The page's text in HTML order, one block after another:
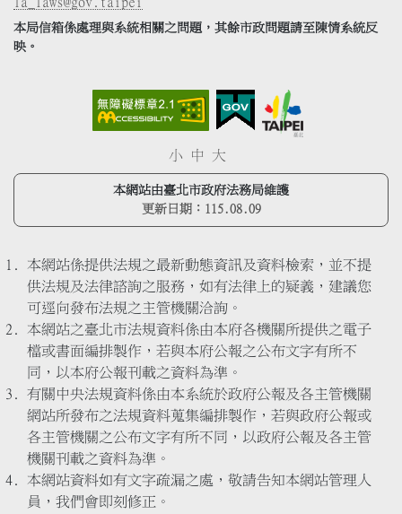
本局信箱係處理與系統相關之問題，其餘市政問題請至陳情系統反
映。
小 中 大
本網站由臺北市政府法務局維護
更新日期： 115.08.09
本網站係提供法規之最新動態資訊及資料檢索，並不提
供法規及法律諮詢之服務，如有法律上的疑義，建議您
可逕向發布法規之主管機關洽詢。
本網站之臺北市法規資料係由本府各機關所提供之電子
檔或書面編排製作，若與本府公報之公布文字有所不
同，以本府公報刊載之資料為準。
有關中央法規資料係由本系統於政府公報及各主管機關
網站所發布之法規資料蒐集編排製作，若與政府公報或
各主管機關之公布文字有所不同，以政府公報及各主管
機關刊載之資料為準。
本網站資料如有文字疏漏之處，敬請告知本網站管理人
員，我們會即刻修正。